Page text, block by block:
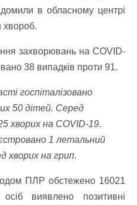
в обласному центрі
хвороб.
захворювань на COVID-
38 випадків проти 91.
госпіталізовано
50 дітей. Серед
хворих на COVID-19.
1 летальний
хворих на грип.
ПЛР обстежено 16021
виявлено позитивні